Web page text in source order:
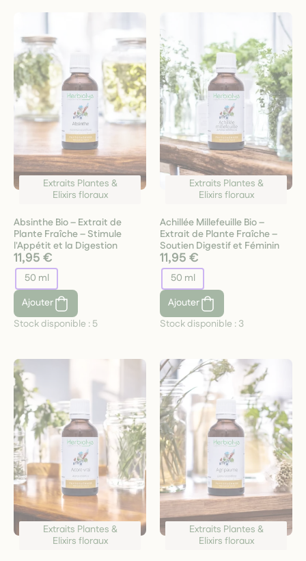
Extraits Plantes &
Elixirs floraux
Absinthe Bio – Extrait de
Plante Fraîche – Stimule
l'Appétit et la Digestion
11,95 €
50 ml
Ajouter
Stock disponible : 5
Extraits Plantes &
Elixirs floraux
Achillée Millefeuille Bio –
Extrait de Plante Fraîche –
Soutien Digestif et Féminin
11,95 €
50 ml
Ajouter
Stock disponible : 3
Extraits Plantes &
Elixirs floraux
Extraits Plantes &
Elixirs floraux